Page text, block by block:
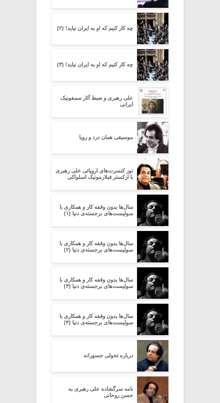
چه کار کنیم که او به ایران نیاید! (۲)
چه کار کنیم که او به ایران نیاید! (۳)
علی رهبری و ضبط آثار سمفونیک
ایرانی
موسیقی همان درد و رویا
تور کنسرت‌های اروپائی علی رهبری
با ارکستر فیلارمونیک اسلواکی
سال‌ها بدون وقفه کار و همکاری با
سولیست‌های برجسته‌ی دنیا (۱)
سال‌ها بدون وقفه کار و همکاری با
سولیست‌های برجسته‌ی دنیا (۲)
سال‌ها بدون وقفه کار و همکاری با
سولیست‌های برجسته‌ی دنیا (۳)
سال‌ها بدون وقفه کار و همکاری با
سولیست‌های برجسته‌ی دنیا (۴)
درباره تحولی جسورانه
نامه سرگشاده علی رهبری به
حسن روحانی